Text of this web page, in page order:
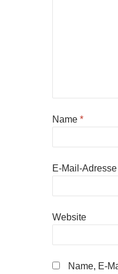
Name *
E-Mail-Adresse
Website
Name, E-